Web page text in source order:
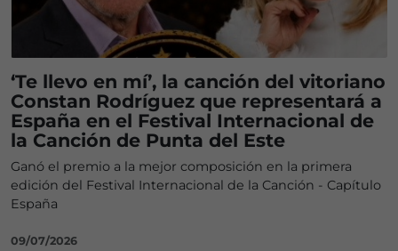
‘Te llevo en mí’, la canción del vitoriano
Constan Rodríguez que representará a
España en el Festival Internacional de
la Canción de Punta del Este
Ganó el premio a la mejor composición en la primera
edición del Festival Internacional de la Canción - Capítulo
España
09/07/2026